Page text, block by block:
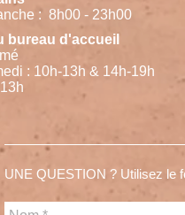
: 8h00 - 23h00
bureau d'accueil
: 10h-13h & 14h-19h
UNE QUESTION ? Utilisez le